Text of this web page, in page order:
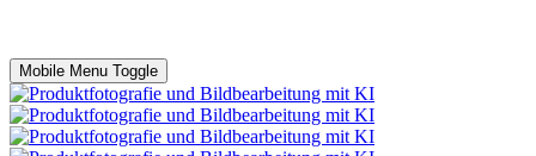
Mobile Menu Toggle